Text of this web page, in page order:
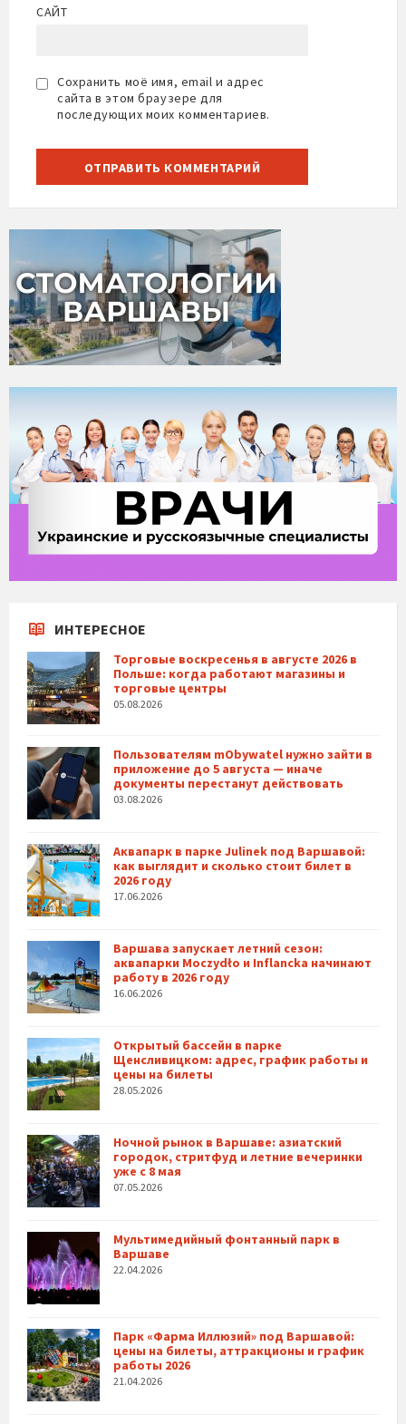
САЙТ
Сохранить моё имя, email и адрес
сайта в этом браузере для
последующих моих комментариев.
ИНТЕРЕСНОЕ
Торговые воскресенья в августе 2026 в
Польше: когда работают магазины и
торговые центры
05.08.2026
Пользователям mObywatel нужно зайти в
приложение до 5 августа — иначе
документы перестанут действовать
03.08.2026
Аквапарк в парке Julinek под Варшавой:
как выглядит и сколько стоит билет в
2026 году
17.06.2026
Варшава запускает летний сезон:
аквапарки Moczydło и Inflancka начинают
работу в 2026 году
16.06.2026
Открытый бассейн в парке
Щенсливицком: адрес, график работы и
цены на билеты
28.05.2026
Ночной рынок в Варшаве: азиатский
городок, стритфуд и летние вечеринки
уже с 8 мая
07.05.2026
Мультимедийный фонтанный парк в
Варшаве
22.04.2026
Парк «Фарма Иллюзий» под Варшавой:
цены на билеты, аттракционы и график
работы 2026
21.04.2026